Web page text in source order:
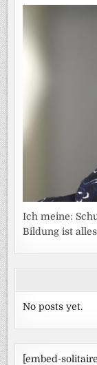
Ich meine:
Bildung ist
No posts yet.
[embed-